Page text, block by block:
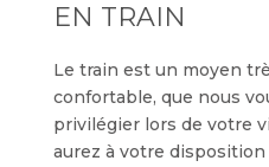
EN TRAIN
Le train est un moyen
confortable, que nous
privilégier lors de votre
aurez à votre